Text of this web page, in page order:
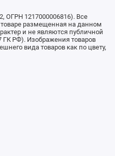
ОГРН 1217000006816). Все
размещенная на данном
и не являются публичной
ГК РФ). Изображения товаров
вида товаров как по цвету,